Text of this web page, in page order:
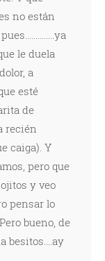
no están
le duela
a
esté
de
recién
caiga). Y
pero que
y veo
pensar lo
bueno, de
besitos....ay